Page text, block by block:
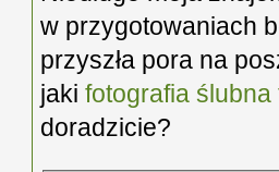
w przygotowaniach
przyszła pora na
jaki fotografia
doradzicie?